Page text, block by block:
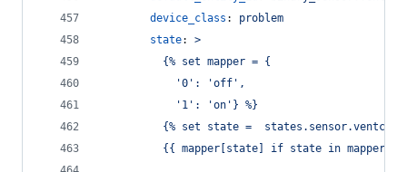
device_class : problem
state: >
          {% set mapper = {
            '0': 'off',
            '1': 'on'} %}
{% set state =
{{ mapper[state] if state in mapper